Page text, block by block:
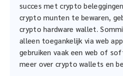
succes met crypto
crypto munten te bewaren,
crypto hardware wallet.
alleen toegankelijk via web
gebruiken vaak een web of
meer over crypto wallets en